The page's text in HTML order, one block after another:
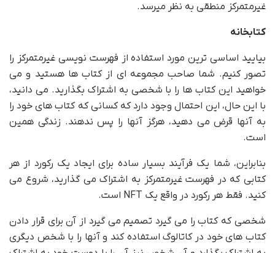
غیرمتمرکز منطقی به نظر میرسد.
کتابخانه
بیایید اساسی ترین مورد استفاده از فهرست نویسی غیرمتمرکز را
تصور کنیم. شما صاحب مجموعه ای از کتاب ها هستید و می
خواهید این کتاب ها را با شخصی به اشتراک بگذارید. می دانید،
با این حال، این احتمال وجود دارد که کسانی که کتاب های خود را
به آنها قرض می دهید، هرگز آنها را پس ندهند. زندگی همین
است.
بنابراین، شما یک فرآیند بسیار ساده برای ایجاد یک رکورد از هر
کتابی که در فهرست غیرمتمرکز به اشتراک می گذارید، شروع می
کنید. فقط هر رکورد در واقع یک NFT است.
شخصی که کتاب را می گیرد تصمیم می گیرد از آن برای قرار دادن
کتاب های خود در کاتالوگ استفاده کند و آنها را با شخص دیگری